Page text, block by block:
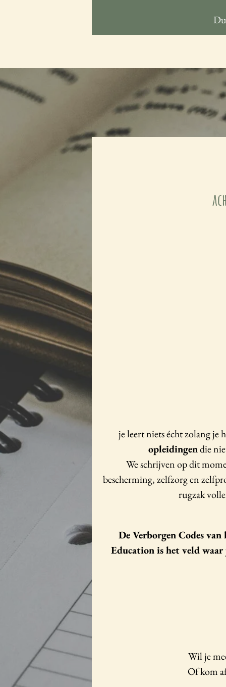
je leert niets écht zolang je
opleidingendie
We schrijven op dit
bescherming, zelfzorg en
rugzak
De Verborgen Codes van
Education is het veld
Wil je
Of kom